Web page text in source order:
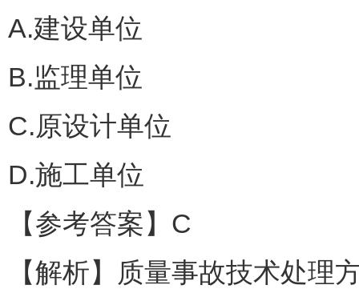
A.建设单位
B.监理单位
C.原设计单位
D.施工单位
【参考答案】C
【解析】质量事故技术处理